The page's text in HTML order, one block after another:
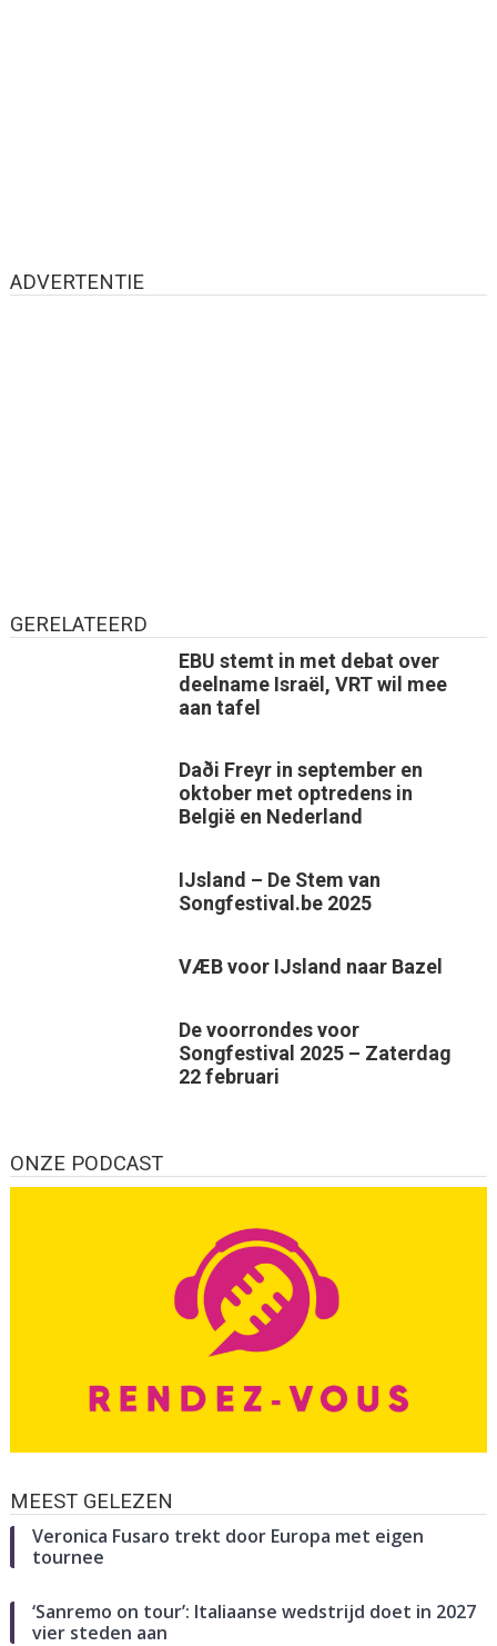
ADVERTENTIE
GERELATEERD
EBU stemt in met debat over
deelname Israël, VRT wil mee
aan tafel
Daði Freyr in september en
oktober met optredens in
België en Nederland
IJsland – De Stem van
Songfestival.be 2025
VÆB voor IJsland naar Bazel
De voorrondes voor
Songfestival 2025 – Zaterdag
22 februari
ONZE PODCAST
MEEST GELEZEN
Veronica Fusaro trekt door Europa met eigen
tournee
‘Sanremo on tour’: Italiaanse wedstrijd doet in 2027
vier steden aan